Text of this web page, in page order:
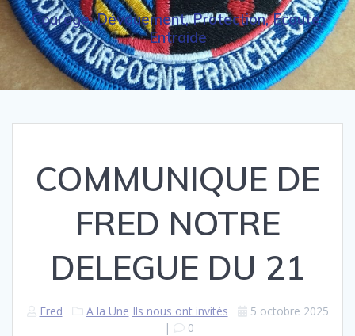
Courage, Dévouement, Protection, Ecoute,
Entraide
COMMUNIQUE DE
FRED NOTRE
DELEGUE DU 21
Fred A la Une Ils nous ont invités
5 octobre 2025
|
0